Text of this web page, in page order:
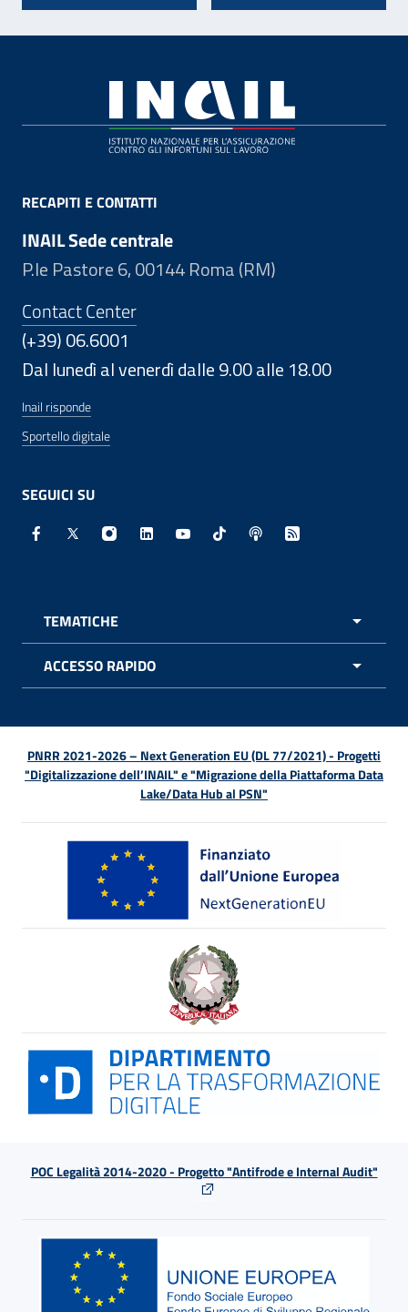
RECAPITI E CONTATTI
INAIL Sede centrale
P.le Pastore 6, 00144 Roma (RM)
Contact Center
(+39) 06.6001
Dal lunedì al venerdì dalle 9.00 alle 18.00
Inail risponde
Sportello digitale
SEGUICI SU
Facebook - Sito esterno - Apertura in nuova finestra
X - Sito esterno - Apertura in nuova finestra
Instagram - Sito esterno - Apertura in
Linkedin - Sito esterno - Apertura in
Youtube - Sito esterno -
TikTok - Sito esterno -
Spreaker - Sito
Feed RSS -
TEMATICHE
ACCESSO RAPIDO
PNRR 2021-2026 – Next Generation EU (DL 77/2021) - Progetti
"Digitalizzazione dell’INAIL" e "Migrazione della Piattaforma Data
Lake/Data Hub al PSN"
POC Legalità 2014-2020 - Progetto "Antifrode e Internal Audit"